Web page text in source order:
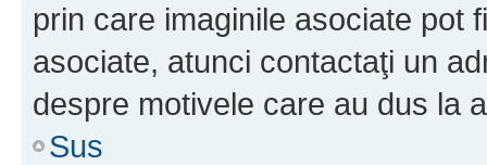
prin care imaginile asociate pot
asociate, atunci contactaţi un
despre motivele care au dus la
Sus